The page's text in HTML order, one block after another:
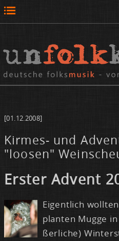
[01.12.2008]
Kirmes- und
"loosen"
Ers­ter Ad­vent
Ei­gent­lich
plan­ten Mug­ge
ßer­li­che)